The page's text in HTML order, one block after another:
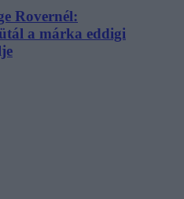
Rovernél:
a márka eddigi